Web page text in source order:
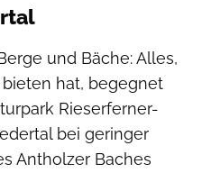
und Bäche: Alles,
hat, begegnet
Rieserferner-
bei geringer
Antholzer Baches